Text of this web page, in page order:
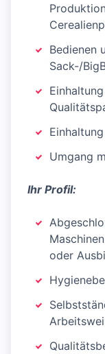
Bedienen
Sack-/
Umgang
Ihr Profil:
oder